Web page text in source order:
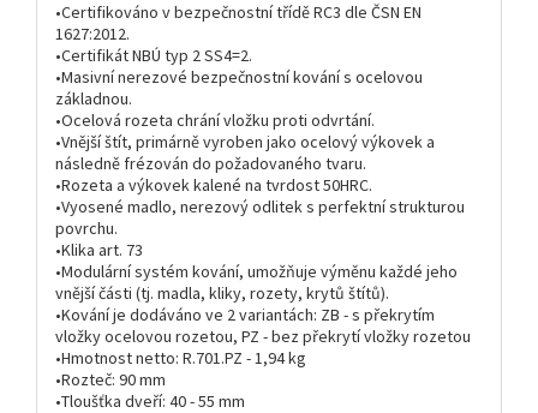
•Certifikováno v bezpečnostní třídě RC3 dle ČSN EN
1627:2012.
•Certifikát NBÚ typ 2 SS4=2.
•Masivní nerezové bezpečnostní kování s ocelovou
základnou.
•Ocelová rozeta chrání vložku proti odvrtání.
•Vnější štít, primárně vyroben jako ocelový výkovek a
následně frézován do požadovaného tvaru.
•Rozeta a výkovek kalené na tvrdost 50HRC.
•Vyosené madlo, nerezový odlitek s perfektní strukturou
povrchu.
•Klika art. 73
•Modulární systém kování, umožňuje výměnu každé jeho
vnější části (tj. madla, kliky, rozety, krytů štítů).
•Kování je dodáváno ve 2 variantách: ZB - s překrytím
vložky ocelovou rozetou, PZ - bez překrytí vložky rozetou
•Hmotnost netto: R.701.PZ - 1,94 kg
•Rozteč: 90 mm
•Tloušťka dveří: 40 - 55 mm